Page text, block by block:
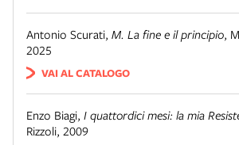
Antonio Scurati, M. La fine e il principio,
2025
VAI AL CATALOGO
Enzo Biagi, I quattordici mesi: la mia
Rizzoli, 2009